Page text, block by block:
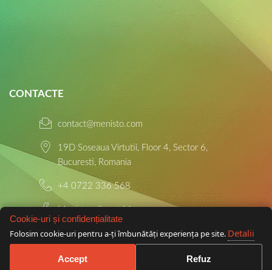
CONTACTE
contact@menisto.com
19D Soseaua Virtutii, Floor 4, Sector 6,
Bucuresti, Romania
+4 0722 336 568
Menisto - Smart Menu
Contract terms and conditions|Usage terms and conditions|Privacy
Cookie-uri și confidențialitate
Folosim cookie-uri pentru a-ți îmbunătăți experiența pe site. Detalii
Accept Refuz